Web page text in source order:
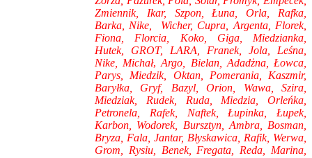
Zmiennik, Ikar, Szpon, Łuna, Orla, Rafka,
Barka, Nike, Wicher, Cupra, Argenta, Florek,
Fiona, Florcia, Koko, Giga, Miedzianka,
Hutek, GROT, LARA, Franek, Jola, Leśna,
Nike, Michał,Argo, Bielan, Adadżna, Łowca,
Parys, Miedzik, Oktan, Pomerania, Kaszmir,
Baryłka, Gryf, Bazyl, Orion, Wawa, Szira,
Miedziak, Rudek, Ruda, Miedzia, Orleńka,
Petronela, Rafek, Naftek, Łupinka, Łupek,
Karbon, Wodorek, Bursztyn, Ambra, Bosman,
Bryza, Fala, Jantar, Błyskawica, Rafik, Werwa,
Grom, Rysiu, Benek, Fregata, Reda, Marina,